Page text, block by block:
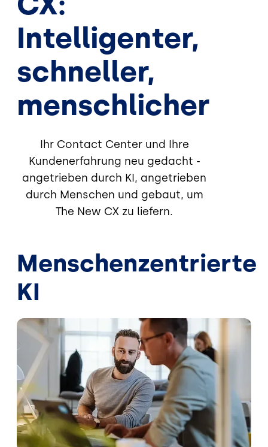
Intelligenter,
schneller,
menschlicher
Ihr Contact Center und Ihre
Kundenerfahrung neu gedacht -
angetrieben durch KI, angetrieben
durch Menschen und gebaut, um
The New CX zu liefern.
Menschenzentrierte
KI
Bild